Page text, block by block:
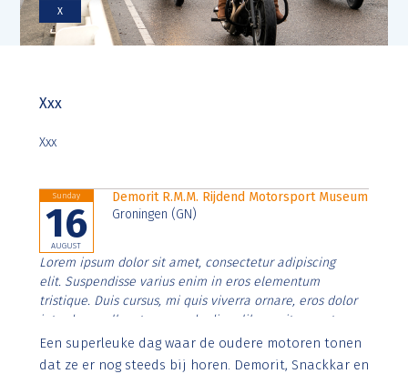
X
Xxx
Xxx
Sunday
16
AUGUST
Demorit R.M.M. Rijdend Motorsport Museum
Groningen (GN)
Lorem ipsum dolor sit amet, consectetur adipiscing
elit. Suspendisse varius enim in eros elementum
tristique. Duis cursus, mi quis viverra ornare, eros dolor
interdum nulla, ut commodo diam libero vitae erat.
Aenean faucibus nibh et justo cursus id rutrum lorem
imperdiet. Nunc ut sem vitae risus tristique posuere.
Een superleuke dag waar de oudere motoren tonen
dat ze er nog steeds bij horen. Demorit, Snackkar en